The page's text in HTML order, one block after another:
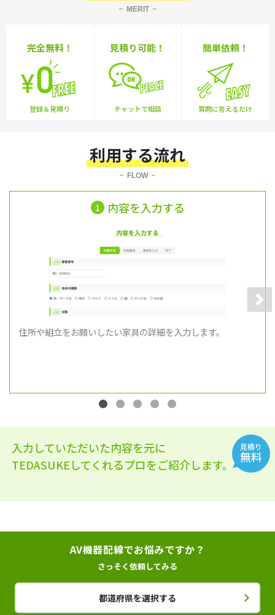
MERIT
登録＆見積り
完全無料！
チャットで相談
見積り可能！
質問に答えるだけ
簡単依頼！
利用する流れ
FLOW
1 内容を入力する
住所や組立をお願いしたい家具の詳細を入力します。
入力していただいた内容を元に
TEDASUKEしてくれるプロをご紹介します。
見積り
無料
AV機器配線でお悩みですか？
さっそく依頼してみる
都道府県を選択する